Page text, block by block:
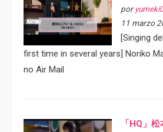
por
11 marzo
[Singing
first time in several years] Noriko
no Air Mail
「HQ」